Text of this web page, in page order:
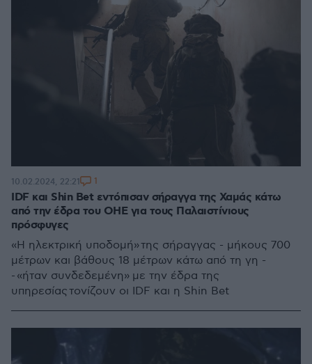
IDF και Shin Bet εντόπισαν σήραγγα της Χαμάς κάτω
από την έδρα του ΟΗΕ για τους Παλαιστίνιους
πρόσφυγες
«Η ηλεκτρική υποδομή» της σήραγγας - μήκους 700
μέτρων και βάθους 18 μέτρων κάτω από τη γη -
- «ήταν συνδεδεμένη» με την έδρα της
υπηρεσίας τονίζουν οι IDF και η Shin Bet
10.02.2024, 22:21 1